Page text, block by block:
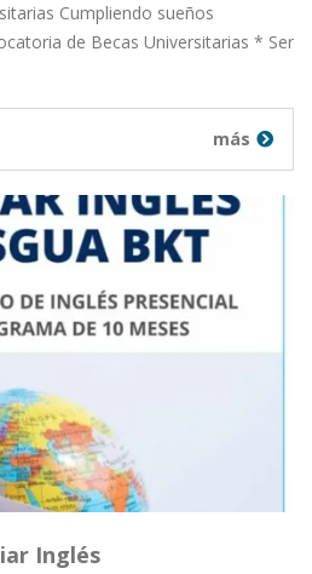
Cumpliendo sueños
de Becas Universitarias * Ser
más
Inglés